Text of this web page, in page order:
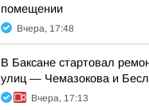
помещении
Вчера, 17:48
В Баксане стартовал
улиц — Чемазокова и
Вчера, 17:13